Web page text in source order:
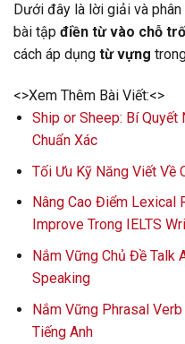
Dưới đây là lời giải và
bài tập điền từ vào chỗ
cách áp dụng từ vựng
<>Xem Thêm Bài Viết:<>
Ship or Sheep: Bí Quyết
Chuẩn Xác
Tối Ưu Kỹ Năng Viết Về
Nâng Cao Điểm Lexical
Improve Trong IELTS
Nắm Vững Chủ Đề Talk
Speaking
Nắm Vững Phrasal
Tiếng Anh